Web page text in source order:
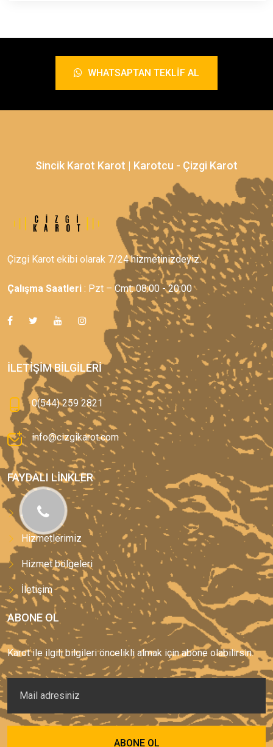
WHATSAPTAN TEKLIF AL
Sincik Karot Karot | Karotcu - Çizgi Karot
Çizgi Karot ekibi olarak 7/24 hizmetinizdeyiz.
Çalışma Saatleri : Pzt – Cmt: 08:00 - 20:00
İLETIŞIM BILGILERI
0(544) 259 2821
info@cizgikarot.com
FAYDALI LINKLER
Anasayfa
Hizmetlerimiz
Hizmet bölgeleri
İletişim
ABONE OL
Karot ile ilgili bilgileri öncelikli almak için abone olabilirsin.